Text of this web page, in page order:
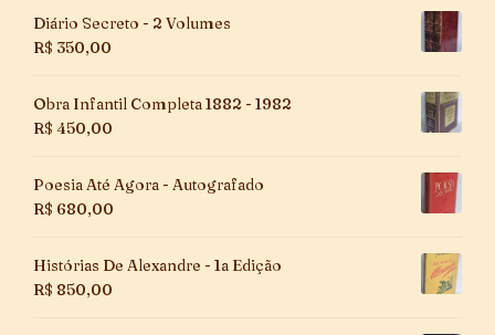
Diário Secreto - 2 Volumes
R$ 350,00
Obra Infantil Completa 1882 - 1982
R$ 450,00
Poesia Até Agora - Autografado
R$ 680,00
Histórias De Alexandre - 1a Edição
R$ 850,00